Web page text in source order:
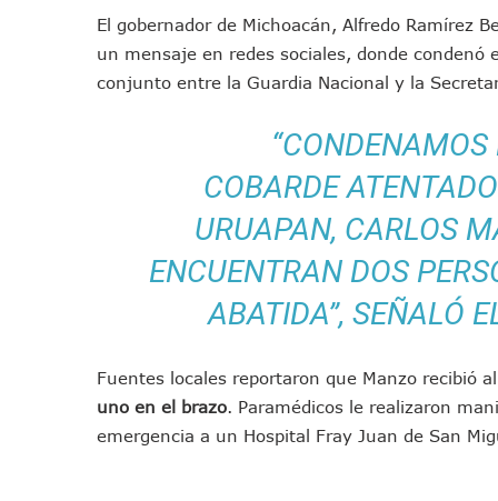
México Necesitaba 600 Mil
Poderoso Terremoto
Munguía Es El Sexto Mejor
Colectivos Piden A Lemus
Avenida Federación En
Mercado Vallarta Incluye
Morenistas Imparten Taller
CEDHJ Señala Violaciones
Ayutla Bajo Investigación
Bruno Blancas Reúne A
El gobernador de Michoacán, Alfredo Ramírez
un mensaje en redes sociales, donde
conjunto entre la Guardia Nacional y la
COBARDE
URUAPAN, CARLOS
ENCUENTRAN DOS
ABATIDA”, SEÑALÓ
Fuentes locales reportaron que Manzo recibió
uno en el brazo. Paramédicos le realizaron
emergencia a un Hospital Fray Juan de San